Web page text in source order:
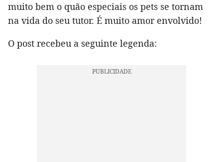
muito bem o quão especiais os pets se tornam
na vida do seu tutor. É muito amor envolvido!
O post recebeu a seguinte legenda: